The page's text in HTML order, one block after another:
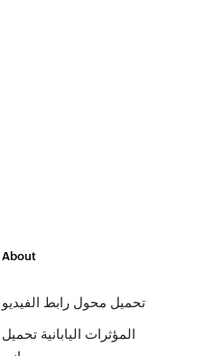
About
تحميل محول رابط الفيديو
المؤثرات اليابانية تحميل